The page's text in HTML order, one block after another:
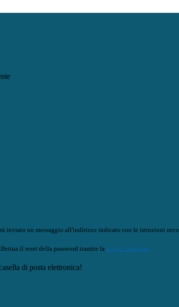
inviato un messaggio all'indirizzo indicato con le istruzioni
il reset della password tramite la Login Spaggiari
di posta elettronica!